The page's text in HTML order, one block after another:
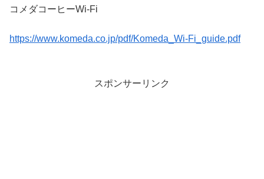
コメダコーヒーWi-Fi
https://www.komeda.co.jp/pdf/Komeda_Wi-Fi_guide.pdf
スポンサーリンク